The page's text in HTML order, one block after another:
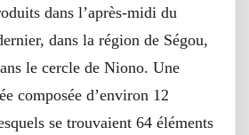
dans l’après-midi du
dans la région de Ségou,
le cercle de Niono. Une
composée d’environ 12
se trouvaient 64 éléments